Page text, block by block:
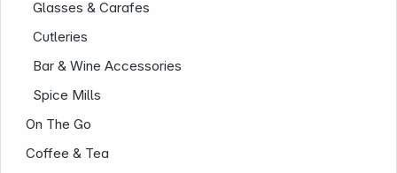
Glasses & Carafes
Cutleries
Bar & Wine Accessories
Spice Mills
On The Go
Coffee & Tea